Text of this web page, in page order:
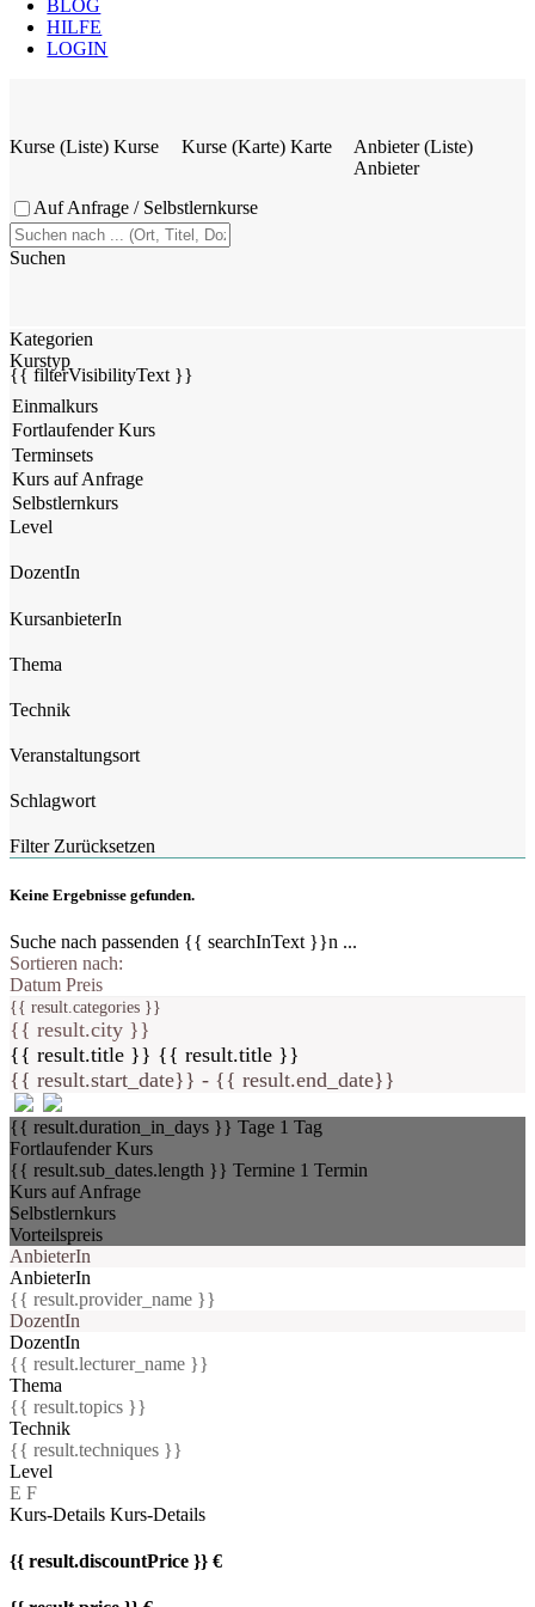
BLOG
HILFE
LOGIN
Kurse (Liste) Kurse Kurse (Karte) Karte
Anbieter (Liste)
Anbieter
Auf Anfrage / Selbstlernkurse
Suchen
{{ filterVisibilityText }}
Kategorien
Kurstyp
Level
DozentIn
KursanbieterIn
Thema
Technik
Veranstaltungsort
Schlagwort
Filter Zurücksetzen
Keine Ergebnisse gefunden.
Suche nach passenden {{ searchInText }}n ...
Sortieren nach:
Datum Preis
{{ result.categories }}
{{ result.city }}
{{ result.title }} {{ result.title }}
{{ result.start_date}} - {{ result.end_date}}
{{ result.duration_in_days }} Tage 1 Tag
Fortlaufender Kurs
{{ result.sub_dates.length }} Termine 1 Termin
Kurs auf Anfrage
Selbstlernkurs
Vorteilspreis
AnbieterIn
AnbieterIn
{{ result.provider_name }}
DozentIn
DozentIn
{{ result.lecturer_name }}
Thema
{{ result.topics }}
Technik
{{ result.techniques }}
Level
E F
Kurs-Details Kurs-Details
{{ result.discountPrice }} €